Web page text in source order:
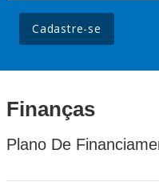
Cadastre-se
Finanças
Plano De